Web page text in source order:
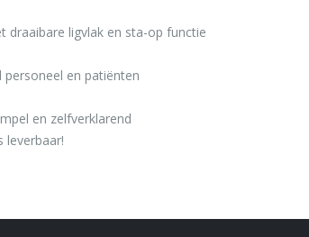
draaibare ligvlak en sta-op functie
personeel en patiënten
en zelfverklarend
leverbaar!